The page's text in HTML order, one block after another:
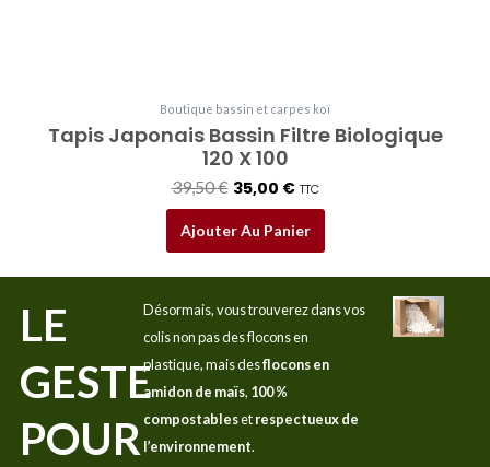
Boutique bassin et carpes koï
Tapis Japonais Bassin Filtre Biologique
120 X 100
39,50€ 35,00 € TTC
Ajouter Au Panier
LE
GESTE
POUR
Désormais, vous trouverez dans vos
colis non pas des flocons en
plastique, mais desflocons en
amidon de maïs, 100 %
compostablesetrespectueux de
l’environnement.